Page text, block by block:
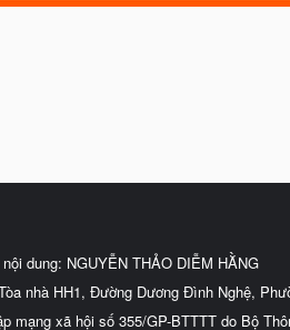
dung: NGUYỄN THẢO DIỄM HẰNG
nhà HH1, Đường Dương Đình Nghệ,
mạng xã hội số 355/GP-BTTTT do Bộ